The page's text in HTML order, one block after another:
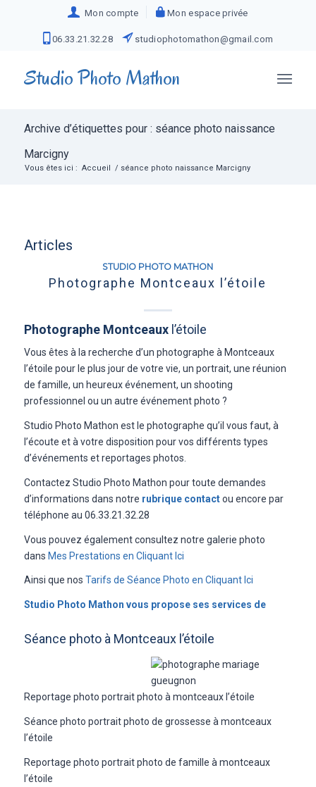
Mon compte Mon espace privée
06.33.21.32.28 studiophotomathon@gmail.com
Studio Photo Mathon
Archive d’étiquettes pour : séance photo naissance
Marcigny
Vous êtes ici : Accueil / séance photo naissance Marcigny
Articles
STUDIO PHOTO MATHON
Photographe Montceaux l’étoile
Photographe Montceaux l’étoile
Vous êtes à la recherche d’un photographe à Montceaux
l’étoile pour le plus jour de votre vie, un portrait, une réunion
de famille, un heureux événement, un shooting
professionnel ou un autre événement photo ?
Studio Photo Mathon est le photographe qu’il vous faut, à
l’écoute et à votre disposition pour vos différents types
d’événements et reportages photos.
Contactez Studio Photo Mathon pour toute demandes
d’informations dans notre rubrique contactou encore par
téléphone au 06.33.21.32.28
Vous pouvez également consultez notre galerie photo
dans Mes Prestations en Cliquant Ici
Ainsi que nos Tarifs de Séance Photo en Cliquant Ici
Studio Photo Mathon vous propose ses services de
Séance photo à Montceaux l’étoile
Reportage photo portrait photo à montceaux l’étoile
Séance photo portrait photo de grossesse à montceaux
l’étoile
Reportage photo portrait photo de famille à montceaux
l’étoile